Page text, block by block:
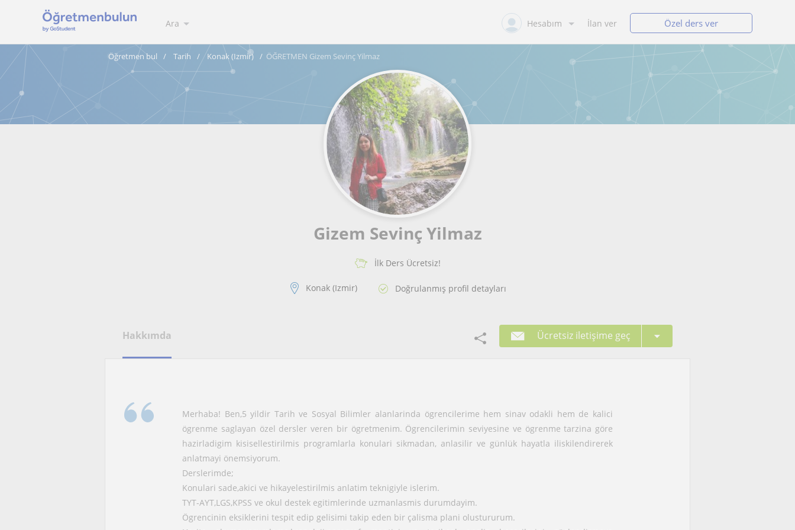
Ara Hesabım İlan ver Özel ders ver
Öğretmen bul Tarih Konak (Izmir) ÖĞRETMEN Gizem Sevinç Yilmaz
Gizem Sevinç Yilmaz
İlk Ders Ücretsiz!
Konak (Izmir) Doğrulanmış profil detayları
Hakkımda Ücretsiz iletişime geç
Merhaba! Ben,5 yildir Tarih ve Sosyal Bilimler alanlarinda ögrencilerime hem sinav odakli hem de kalici
ögrenme saglayan özel dersler veren bir ögretmenim. Ögrencilerimin seviyesine ve ögrenme tarzina göre
hazirladigim kisisellestirilmis programlarla konulari sikmadan, anlasilir ve günlük hayatla iliskilendirerek
anlatmayi önemsiyorum.
Derslerimde;
Konulari sade,akici ve hikayelestirilmis anlatim teknigiyle islerim.
TYT-AYT,LGS,KPSS ve okul destek egitimlerinde uzmanlasmis durumdayim.
Ögrencinin eksiklerini tespit edip gelisimi takip eden bir çalisma plani olustururum.